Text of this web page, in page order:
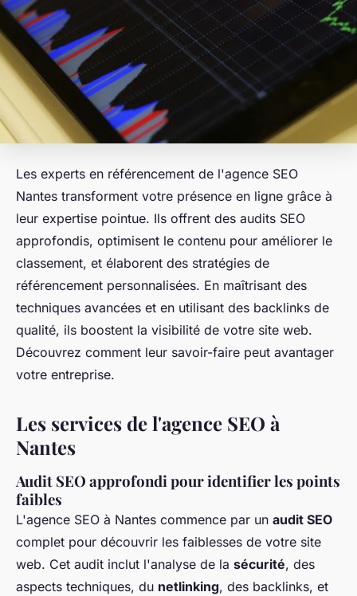
Les experts en référencement de l'agence SEO
Nantes transforment votre présence en ligne grâce à
leur expertise pointue. Ils offrent des audits SEO
approfondis, optimisent le contenu pour améliorer le
classement, et élaborent des stratégies de
référencement personnalisées. En maîtrisant des
techniques avancées et en utilisant des backlinks de
qualité, ils boostent la visibilité de votre site web.
Découvrez comment leur savoir-faire peut avantager
votre entreprise.
Les services de l'agence SEO à
Nantes
Audit SEO approfondi pour identifier les points
faibles
L'agence SEO à Nantes commence par un audit SEO
complet pour découvrir les faiblesses de votre site
web. Cet audit inclut l'analyse de la sécurité, des
aspects techniques, du netlinking, des backlinks, et